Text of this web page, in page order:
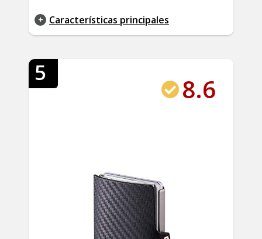
Características principales
5
8.6